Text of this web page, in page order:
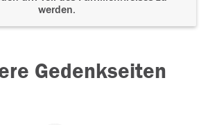
werden.
Gedenkseiten